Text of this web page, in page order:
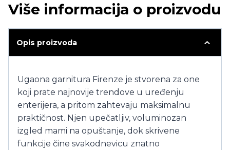
Više informacija o proizvodu
Opis proizvoda
Ugaona garnitura Firenze je stvorena za one
koji prate najnovije trendove u uređenju
enterijera, a pritom zahtevaju maksimalnu
praktičnost. Njen upečatljiv, voluminozan
izgled mami na opuštanje, dok skrivene
funkcije čine svakodnevicu znatno